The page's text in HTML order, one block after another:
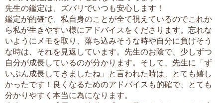
先生の鑑定は、ズバリでいつも安心します！
鑑定が的確で、私自身のことが全て視えているのでこれか
ら私が生きやすい様にアドバイスをくださります。忘れな
いようにメモを取り、落ち込みそうな時や自分に負けそう
な時は、それを見返しています。先生のお陰で、少しずつ
自分が成長しているのが分かります。そして、先生に「ず
いぶん成長してきましたね」と言われた時は、とても嬉し
かったです！良くなるためのアドバイスも的確で、とても
分かりやすく本当に為になります。